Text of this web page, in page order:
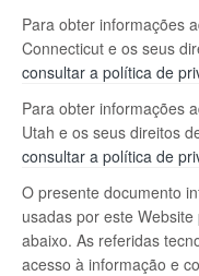
Para obter informações
Connecticut e os seus
consultar a política de
Para obter informações
Utah e os seus direitos
consultar a política de
O presente documento
usadas por este
abaixo. As referidas
acesso à informação e